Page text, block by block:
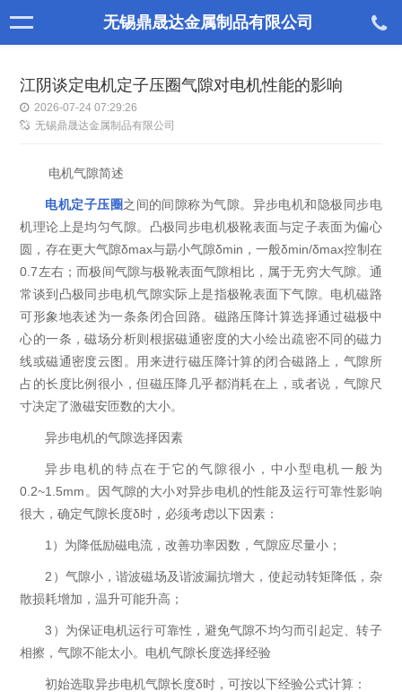
无锡鼎晟达金属制品有限公司
江阴谈定电机定子压圈气隙对电机性能的影响
2026-07-24 07:29:26
无锡鼎晟达金属制品有限公司
电机气隙简述
电机定子压圈之间的间隙称为气隙。异步电机和隐极同步电
机理论上是均匀气隙。凸极同步电机极靴表面与定子表面为偏心
圆，存在更大气隙δmax与朂小气隙δmin，一般δmin/δmax控制在
0.7左右；而极间气隙与极靴表面气隙相比，属于无穷大气隙。通
常谈到凸极同步电机气隙实际上是指极靴表面下气隙。电机磁路
可形象地表述为一条条闭合回路。磁路压降计算选择通过磁极中
心的一条，磁场分析则根据磁通密度的大小绘出疏密不同的磁力
线或磁通密度云图。用来进行磁压降计算的闭合磁路上，气隙所
占的长度比例很小，但磁压降几乎都消耗在上，或者说，气隙尺
寸决定了激磁安匝数的大小。
异步电机的气隙选择因素
异步电机的特点在于它的气隙很小，中小型电机一般为
0.2~1.5mm。因气隙的大小对异步电机的性能及运行可靠性影响
很大，确定气隙长度δ时，必须考虑以下因素：
1）为降低励磁电流，改善功率因数，气隙应尽量小；
2）气隙小，谐波磁场及谐波漏抗增大，使起动转矩降低，杂
散损耗增加，温升可能升高；
3）为保证电机运行可靠性，避免气隙不均匀而引起定、转子
相擦，气隙不能太小。电机气隙长度选择经验‍
初始选取异步电机气隙长度δ时，可按以下经验公式计算：